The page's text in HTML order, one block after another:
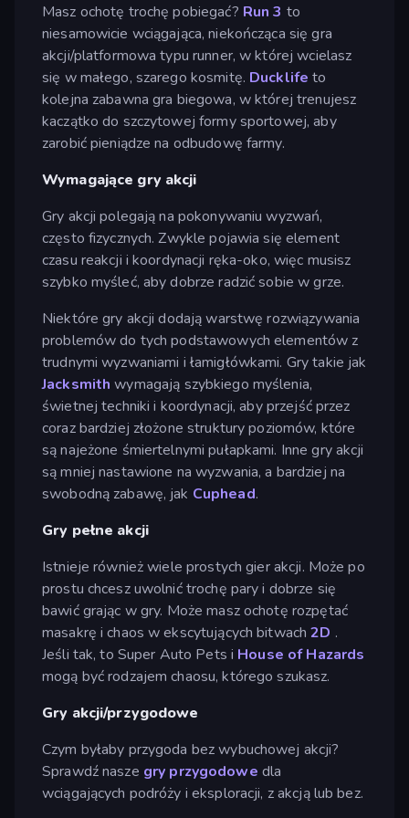
Masz ochotę trochę pobiegać? Run 3 to
niesamowicie wciągająca, niekończąca się gra
akcji/platformowa typu runner, w której wcielasz
się w małego, szarego kosmitę. Ducklife to
kolejna zabawna gra biegowa, w której trenujesz
kaczątko do szczytowej formy sportowej, aby
zarobić pieniądze na odbudowę farmy.
Wymagające gry akcji
Gry akcji polegają na pokonywaniu wyzwań,
często fizycznych. Zwykle pojawia się element
czasu reakcji i koordynacji ręka-oko, więc musisz
szybko myśleć, aby dobrze radzić sobie w grze.
Niektóre gry akcji dodają warstwę rozwiązywania
problemów do tych podstawowych elementów z
trudnymi wyzwaniami i łamigłówkami. Gry takie jak
Jacksmith wymagają szybkiego myślenia,
świetnej techniki i koordynacji, aby przejść przez
coraz bardziej złożone struktury poziomów, które
są najeżone śmiertelnymi pułapkami. Inne gry akcji
są mniej nastawione na wyzwania, a bardziej na
swobodną zabawę, jak Cuphead.
Gry pełne akcji
Istnieje również wiele prostych gier akcji. Może po
prostu chcesz uwolnić trochę pary i dobrze się
bawić grając w gry. Może masz ochotę rozpętać
masakrę i chaos w ekscytujących bitwach2D .
Jeśli tak, to Super Auto Pets i House of Hazards
mogą być rodzajem chaosu, którego szukasz.
Gry akcji/przygodowe
Czym byłaby przygoda bez wybuchowej akcji?
Sprawdź nasze gry przygodowe dla
wciągających podróży i eksploracji, z akcją lub bez.